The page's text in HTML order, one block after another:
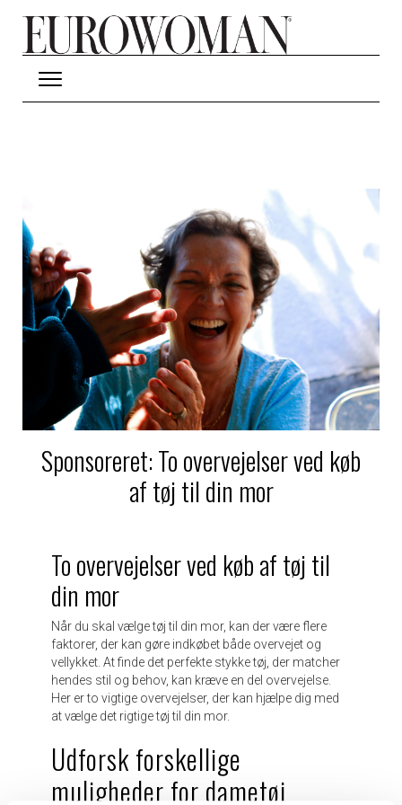
Sponsoreret: To overvejelser ved køb
af tøj til din mor
To overvejelser ved køb af tøj til
din mor
Når du skal vælge tøj til din mor, kan der være flere
faktorer, der kan gøre indkøbet både overvejet og
vellykket. At finde det perfekte stykke tøj, der matcher
hendes stil og behov, kan kræve en del overvejelse.
Her er to vigtige overvejelser, der kan hjælpe dig med
at vælge det rigtige tøj til din mor.
Udforsk forskellige
muligheder for dametøj